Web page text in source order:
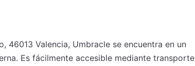
46013 Valencia, Umbracle se encuentra en un
Es fácilmente accesible mediante transporte